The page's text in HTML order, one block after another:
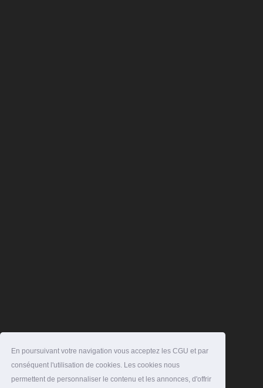
En poursuivant votre navigation vous acceptez les CGU et par
conséquent l'utilisation de cookies. Les cookies nous
permettent de personnaliser le contenu et les annonces, d'offrir